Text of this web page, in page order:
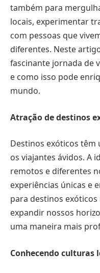
também para
locais, experimentar
com pessoas que
diferentes. Neste
fascinante jornada de
e como isso pode
mundo.
Atração de destinos
Destinos exóticos têm
os viajantes ávidos. A
remotos e diferentes
experiências únicas e
para destinos
expandir nossos
uma maneira mais
Conhecendo culturas